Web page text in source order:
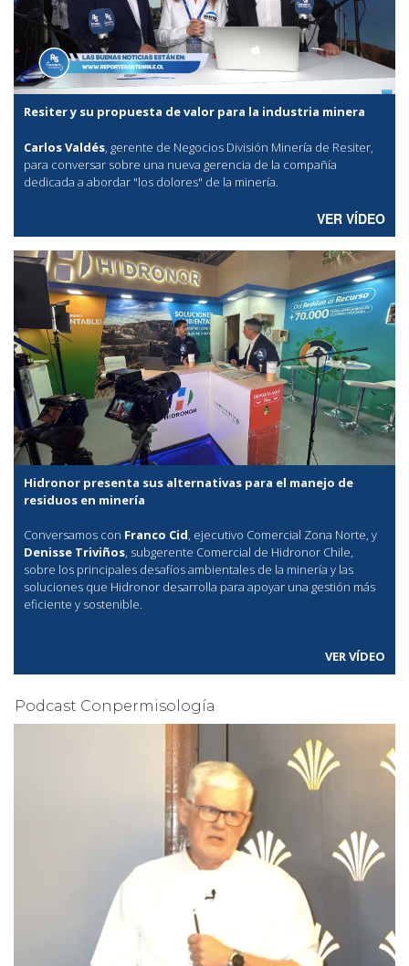
Resiter y su propuesta de valor para la industria minera
Carlos Valdés, gerente de Negocios División Minería de Resiter,
para conversar sobre una nueva gerencia de la compañía
dedicada a abordar "los dolores" de la minería.
VER VÍDEO
Hidronor presenta sus alternativas para el manejo de
residuos en minería
Conversamos con Franco Cid, ejecutivo Comercial Zona Norte, y
Denisse Triviños, subgerente Comercial de Hidronor Chile,
sobre los principales desafíos ambientales de la minería y las
soluciones que Hidronor desarrolla para apoyar una gestión más
eficiente y sostenible.
VER VÍDEO
Podcast Conpermisología